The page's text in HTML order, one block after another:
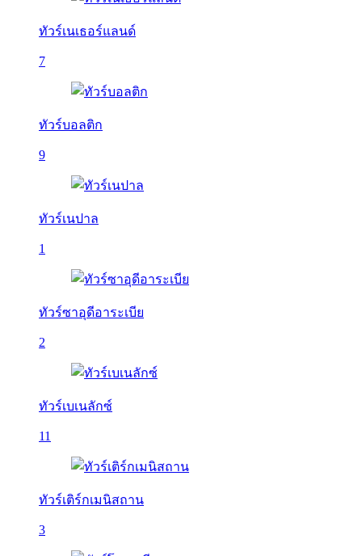
ทัวร์เนเธอร์แลนด์
7
ทัวร์บอลติก
9
ทัวร์เนปาล
1
ทัวร์ซาอุดีอาระเบีย
2
ทัวร์เบเนลักซ์
11
ทัวร์เติร์กเมนิสถาน
3